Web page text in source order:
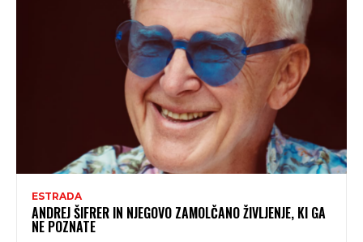
ESTRADA
ANDREJ ŠIFRER IN NJEGOVO ZAMOLČANO ŽIVLJENJE, KI GA
NE POZNATE